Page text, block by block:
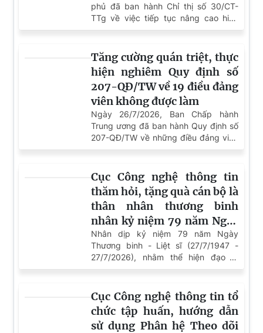
phủ đã ban hành Chỉ thị số 30/CT-
TTg về việc tiếp tục nâng cao hiệu
quả công tác phòng ngừa, đấu tranh,
tài sản trong tình hình mới, yêu cầu
các Bộ, ngành, địa phương triển khai
đồng bộ các giải pháp nhằm ngăn
chặn, đẩy lùi loại tội phạm đang diễn
biến ngày càng tinh vi, phức tạp, đặc
biệt trên không gian mạng.
Tăng cường quán triệt, thực
hiện nghiêm Quy định số
207-QĐ/TW về 19 điều đảng
viên không được làm
Ngày 26/7/2026, Ban Chấp hành
Trung ương đã ban hành Quy định số
207-QĐ/TW về những điều đảng viên
không được làm, thay thế Quy định số
19 điều, tiếp tục cụ thể hóa các yêu
cầu về xây dựng, chỉnh đốn Đảng;
nâng cao trách nhiệm nêu gương, đạo
đức cách mạng, kỷ luật, kỷ cương
của đội ngũ cán bộ, đảng viên trong
tình hình mới.
Cục Công nghệ thông tin
thăm hỏi, tặng quà cán bộ là
thân nhân thương binh
nhân kỷ niệm 79 năm Ngày
Thương binh - Liệt sĩ
(27/7/1947 - 27/7/2026)
Nhân dịp kỷ niệm 79 năm Ngày
Thương binh - Liệt sĩ (27/7/1947 -
27/7/2026), nhằm thể hiện đạo lý
"Uống nước nhớ nguồn", "Đền ơn đáp
người có công với cách mạng, Cục
Công nghệ thông tin, Bộ Tư pháp đã
tổ chức thăm hỏi, tặng quà cán bộ,
công chức là thân nhân của thương
Cục Công nghệ thông tin tổ
chức tập huấn, hướng dẫn
sử dụng Phân hệ Theo dõi